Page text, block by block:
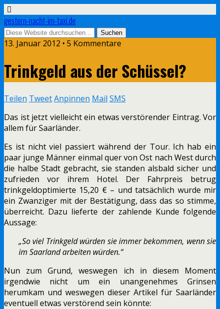
gestern-nacht-im-taxi.de
13. Januar 2012 • 5 Kommentare
Trinkgeld aus der Schüssel?
Teilen TweetAnpinnen Mail SMS
Das ist jetzt vielleicht ein etwas verstörender Eintrag. Vor
allem für Saarländer.
Es ist nicht viel passiert während der Tour. Ich hab ein
paar junge Männer einmal quer von Ost nach West durch
die halbe Stadt gebracht, sie standen alsbald sicher und
zufrieden vor ihrem Hotel. Der Fahrpreis betrug
trinkgeldoptimierte 15,20 € – und tatsächlich wurde mir
ein Zwanziger mit der Bestätigung, dass das so stimme,
überreicht. Dazu lieferte der zahlende Kunde folgende
Aussage:
„So viel Trinkgeld würden sie immer bekommen, wenn sie
im Saarland arbeiten würden.“
Nun zum Grund, weswegen ich in diesem Moment
irgendwie nicht um ein unangenehmes Grinsen
herumkam und weswegen dieser Artikel für Saarländer
eventuell etwas verstörend sein könnte: